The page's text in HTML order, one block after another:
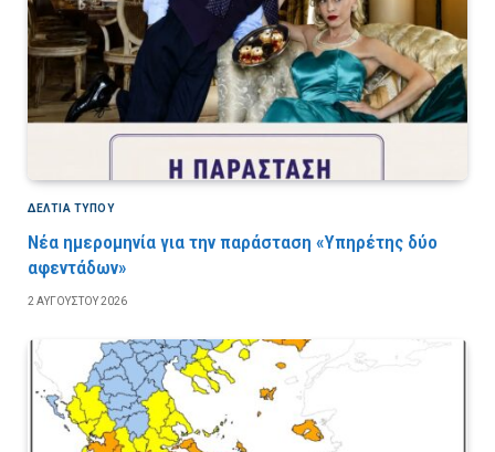
ΔΕΛΤΙΑ ΤΥΠΟΥ
Νέα ημερομηνία για την παράσταση «Υπηρέτης δύο
αφεντάδων»
2 ΑΥΓΟΎΣΤΟΥ 2026